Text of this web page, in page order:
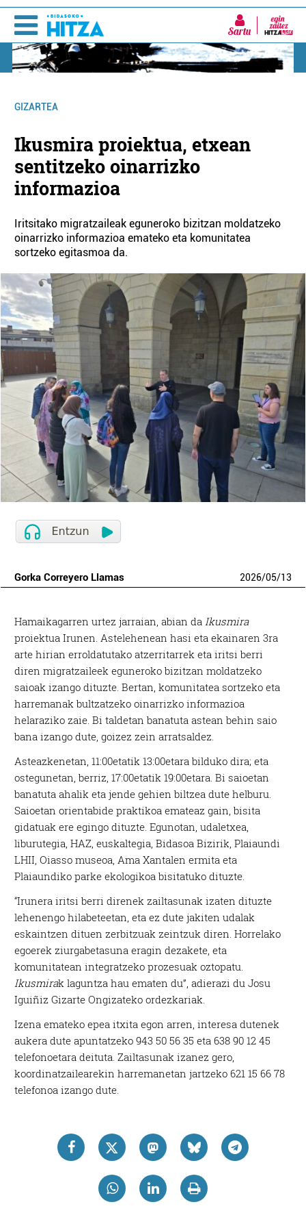
Sartu
GIZARTEA
Ikusmira proiektua, etxean
sentitzeko oinarrizko
informazioa
Iritsitako migratzaileak eguneroko bizitzan moldatzeko
oinarrizko informazioa emateko eta komunitatea
sortzeko egitasmoa da.
Gorka Correyero Llamas 2026/05/13
Hamaikagarren urtez jarraian, abian da Ikusmira
proiektua Irunen. Astelehenean hasi eta ekainaren 3ra
arte hirian erroldatutako atzerritarrek eta iritsi berri
diren migratzaileek eguneroko bizitzan moldatzeko
saioak izango dituzte. Bertan, komunitatea sortzeko eta
harremanak bultzatzeko oinarrizko informazioa
helaraziko zaie. Bi taldetan banatuta astean behin saio
bana izango dute, goizez zein arratsaldez.
Asteazkenetan, 11:00etatik 13:00etara bilduko dira; eta
ostegunetan, berriz, 17:00etatik 19:00etara. Bi saioetan
banatuta ahalik eta jende gehien biltzea dute helburu.
Saioetan orientabide praktikoa emateaz gain, bisita
gidatuak ere egingo dituzte. Egunotan, udaletxea,
liburutegia, HAZ, euskaltegia, Bidasoa Bizirik, Plaiaundi
LHII, Oiasso museoa, Ama Xantalen ermita eta
Plaiaundiko parke ekologikoa bisitatuko dituzte.
“Irunera iritsi berri direnek zailtasunak izaten dituzte
lehenengo hilabeteetan, eta ez dute jakiten udalak
eskaintzen dituen zerbitzuak zeintzuk diren. Horrelako
egoerek ziurgabetasuna eragin dezakete, eta
komunitatean integratzeko prozesuak oztopatu.
Ikusmirak laguntza hau ematen du”, adierazi du Josu
Iguiñiz Gizarte Ongizateko ordezkariak.
Izena emateko epea itxita egon arren, interesa dutenek
aukera dute apuntatzeko 943 50 56 35 eta 638 90 12 45
telefonoetara deituta. Zailtasunak izanez gero,
koordinatzailearekin harremanetan jartzeko 621 15 66 78
telefonoa izango dute.